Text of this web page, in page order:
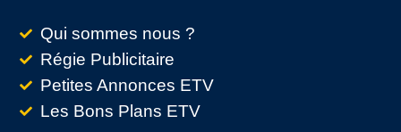
Qui sommes nous ?
Régie Publicitaire
Petites Annonces ETV
Les Bons Plans ETV